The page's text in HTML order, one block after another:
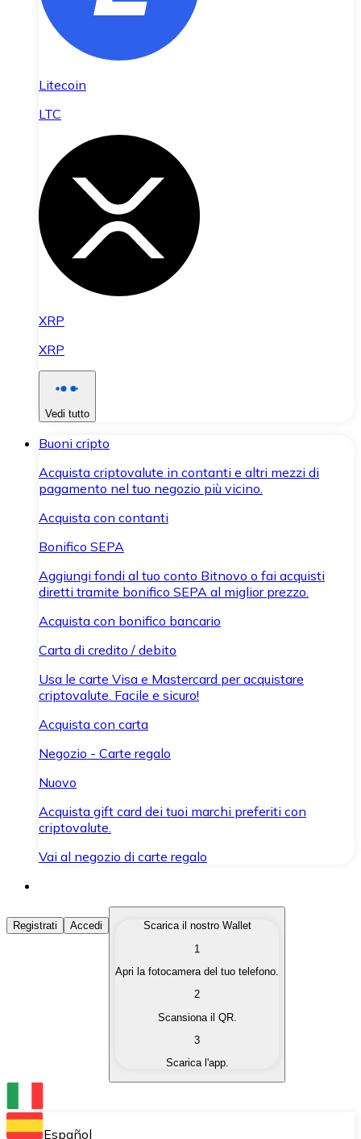
Litecoin
LTC
XRP
XRP
Vedi tutto
Buoni cripto
Acquista criptovalute in contanti e altri mezzi di
pagamento nel tuo negozio più vicino.
Acquista con contanti
Bonifico SEPA
Aggiungi fondi al tuo conto Bitnovo o fai acquisti
diretti tramite bonifico SEPA al miglior prezzo.
Acquista con bonifico bancario
Carta di credito / debito
Usa le carte Visa e Mastercard per acquistare
criptovalute. Facile e sicuro!
Acquista con carta
Negozio - Carte regalo
Nuovo
Acquista gift card dei tuoi marchi preferiti con
criptovalute.
Vai al negozio di carte regalo
Acquista Criptovalute
Acquista le criptovalute che ti interessano in modo
Converti le tue criptovalute in valuta fiat quando ne
Scambia una criptovaluta con un'altra
Conserva le tue cripto in un Wallet self-custodial.
Registrati Accedi
Scarica il nostro Wallet
1
Apri la fotocamera del tuo telefono.
2
Scansiona il QR.
3
Scarica l'app.
Español